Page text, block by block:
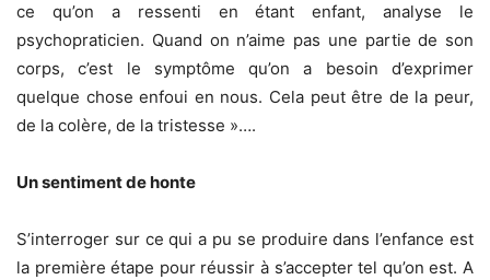
ce qu’on a ressenti en étant enfant, analyse le
psychopraticien. Quand on n’aime pas une partie de son
corps, c’est le symptôme qu’on a besoin d’exprimer
quelque chose enfoui en nous. Cela peut être de la peur,
de la colère, de la tristesse »….
Un sentiment de honte
S’interroger sur ce qui a pu se produire dans l’enfance est
la première étape pour réussir à s’accepter tel qu’on est. A